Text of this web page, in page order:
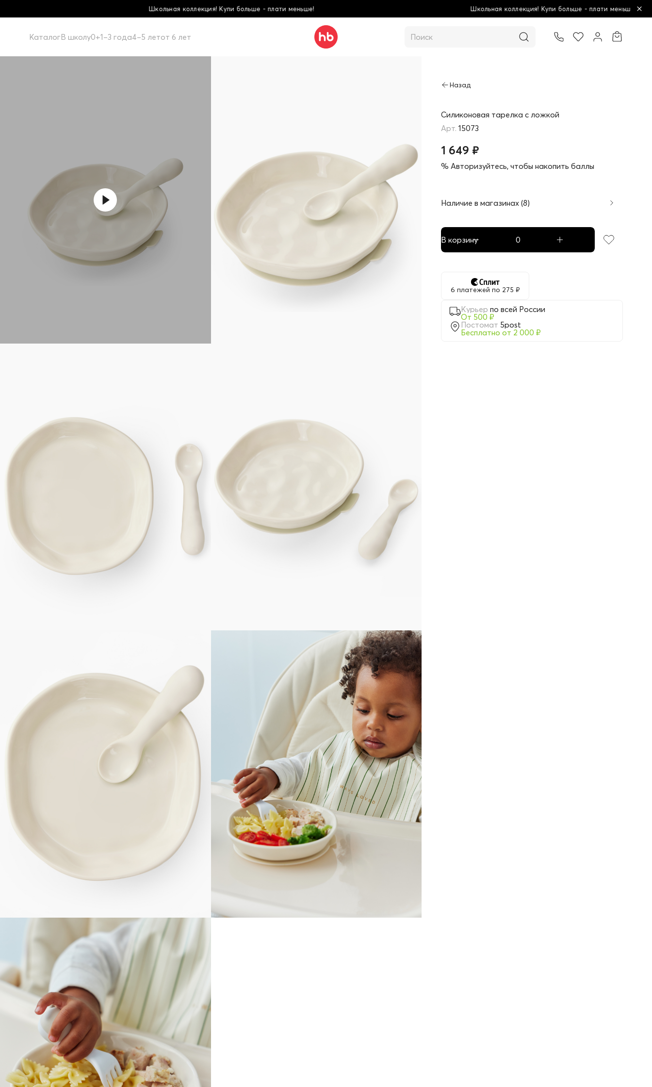
Школьная коллекция! Купи больше - плати меньше! Школьная коллекция! Купи больше - плати меньше!
КаталогВ школу0+1–3 года4–5 летот 6 лет
Силиконовая тарелка с ложкой
15073
1 649 ₽
% Авторизуйтесь, чтобы накопить баллы
Наличие в магазинах (8)
В корзину
6 платежей по 275 ₽
Курьер по всей России
От 500 ₽
Постомат 5post
Бесплатно от 2 000 ₽
Товар добавлен в корзину